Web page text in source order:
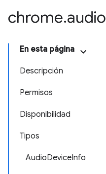
chrome.audio
En esta página
Descripción
Permisos
Disponibilidad
Tipos
AudioDeviceInfo